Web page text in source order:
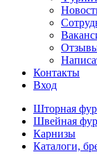
Контакты
Вход
Шторная
Швейная
Карнизы
Каталоги,